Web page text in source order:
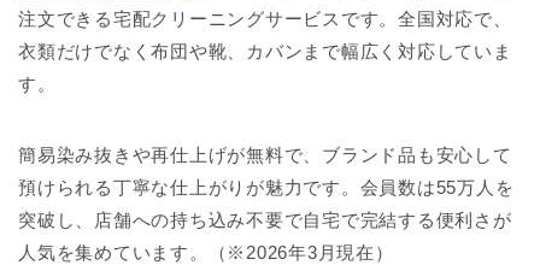
注文できる宅配クリーニングサービスです。全国対応で、
衣類だけでなく布団や靴、カバンまで幅広く対応していま
す。
簡易染み抜きや再仕上げが無料で、ブランド品も安心して
預けられる丁寧な仕上がりが魅力です。会員数は55万人を
突破し、店舗への持ち込み不要で自宅で完結する便利さが
人気を集めています。（※2026年3月現在）